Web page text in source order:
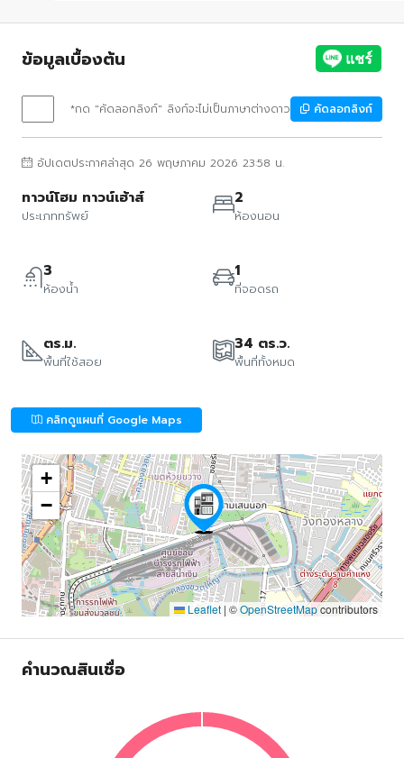
ข้อมูลเบื้องต้น
*กด "คัดลอกลิงก์" ลิงก์จะไม่เป็นภาษาต่างดาว คัดลอกลิงก์
อัปเดตประกาศล่าสุด 26 พฤษภาคม 2026 23:58 น.
ทาวน์โฮม ทาวน์เฮ้าส์
ประเภททรัพย์
2
ห้องนอน
3
ห้องน้ำ
1
ที่จอดรถ
ตร.ม.
พื้นที่ใช้สอย
34 ตร.ว.
พื้นที่ทั้งหมด
คลิกดูแผนที่ Google Maps
+
−
Leaflet | ©OpenStreetMapcontributors
คำนวณสินเชื่อ